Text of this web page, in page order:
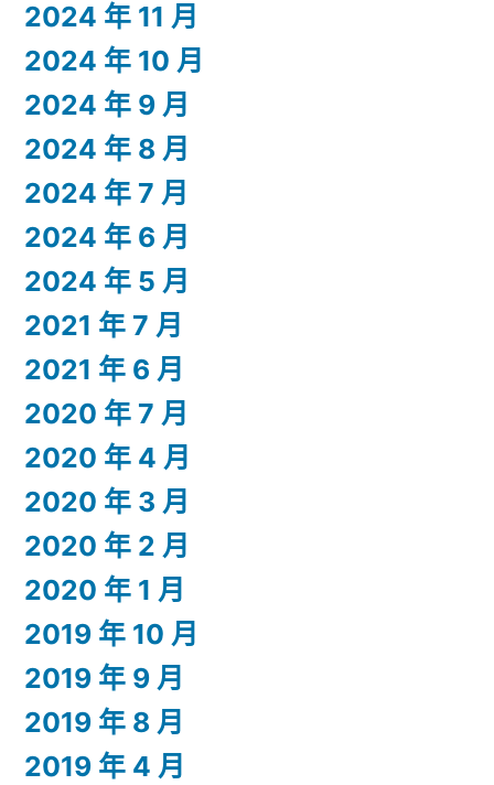
2024 年 11 月
2024 年 10 月
2024 年 9 月
2024 年 8 月
2024 年 7 月
2024 年 6 月
2024 年 5 月
2021 年 7 月
2021 年 6 月
2020 年 7 月
2020 年 4 月
2020 年 3 月
2020 年 2 月
2020 年 1 月
2019 年 10 月
2019 年 9 月
2019 年 8 月
2019 年 4 月